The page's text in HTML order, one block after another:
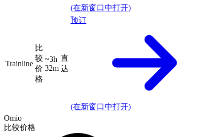
(在新窗口中打开)
Trainline
比
较
价
格
~3h
32m
直
达
预订
(在新窗口中打开)
Omio
比较价格